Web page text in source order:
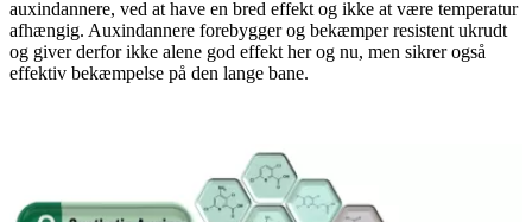
auxindannere, ved at have en bred effekt og ikke at være temperatur
afhængig. Auxindannere forebygger og bekæmper resistent ukrudt
og giver derfor ikke alene god effekt her og nu, men sikrer også
effektiv bekæmpelse på den lange bane.